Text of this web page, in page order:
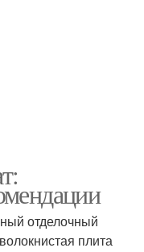
отделочный
плита